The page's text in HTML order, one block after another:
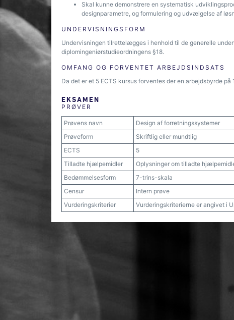
Skal kunne demonstrere en systematisk
designparametre, og formulering og udvælgelse af
UNDERVISNINGSFORM
Undervisningen tilrettelægges i henhold til de generelle
diplomingeniørstudieordningens §18.
OMFANG OG FORVENTET ARBEJDSINDSATS
Da det er et 5 ECTS kursus forventes der en arbejdsbyrde
EKSAMEN
PRØVER
Prøvens navn
Design af forretningssystemer
Prøveform
Skriftlig eller mundtlig
ECTS
5
Tilladte hjælpemidler
Oplysninger om tilladte
Bedømmelsesform
7-trins-skala
Censur
Intern prøve
Vurderingskriterier
Vurderingskriterierne er angivet i